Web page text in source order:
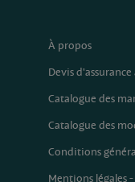
À propos
Devis
Catalogue des
Catalogue des
Conditions
Mentions légales-